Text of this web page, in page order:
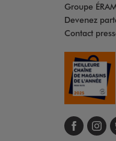
Groupe
Devenez
Contact